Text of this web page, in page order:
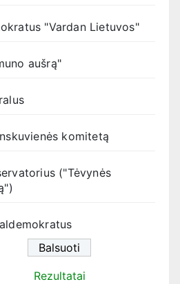
"Vardan Lietuvos"
aušrą"
komitetą
("Tėvynės
Rezultatai